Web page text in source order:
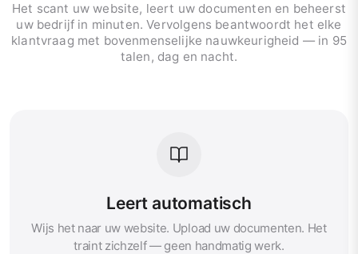
Het scant uw website, leert uw documenten en beheerst
uw bedrijf in minuten. Vervolgens beantwoordt het elke
klantvraag met bovenmenselijke nauwkeurigheid — in 95
talen, dag en nacht.
Leert automatisch
Wijs het naar uw website. Upload uw documenten. Het
traint zichzelf — geen handmatig werk.